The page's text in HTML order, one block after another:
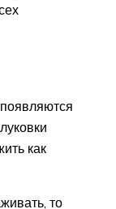
как
то